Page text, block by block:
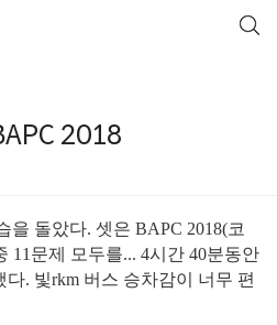
2018
을 돌았다. 셋은 BAPC 2018(코
11문제 모두를... 4시간 40분동안
. 빛rkm 버스 승차감이 너무 편